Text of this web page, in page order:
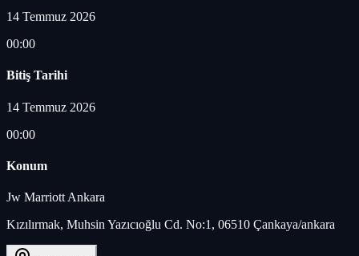
14 Temmuz 2026
00:00
Bitiş Tarihi
14 Temmuz 2026
00:00
Konum
Jw Marriott Ankara
Kızılırmak, Muhsin Yazıcıoğlu Cd. No:1, 06510 Çankaya/ankara